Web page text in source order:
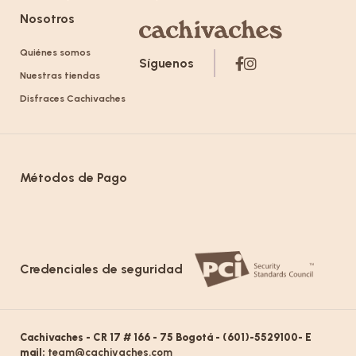
Nosotros
Quiénes somos
Nuestras tiendas
Disfraces Cachivaches
Síguenos
Métodos de Pago
Credenciales de seguridad
Cachivaches - CR 17 # 166 - 75 Bogotá - (601)-5529100- E
mail: team@cachivaches.com